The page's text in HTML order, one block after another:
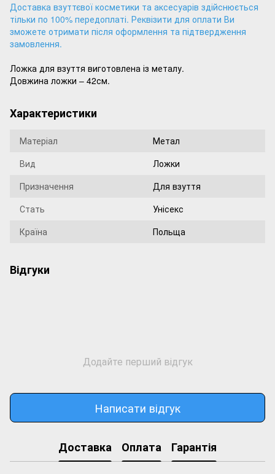
Доставка взуттєвої косметики та аксесуарів здійснюється
тільки по 100% передоплаті. Реквізити для оплати Ви
зможете отримати після оформлення та підтвердження
замовлення.
Ложка для взуття виготовлена із металу.
Довжина ложки – 42см.
Характеристики
Матеріал
Метал
Вид
Ложки
Призначення
Для взуття
Стать
Унісекс
Країна
Польща
Відгуки
Додайте перший відгук
Написати відгук
Доставка Оплата Гарантія